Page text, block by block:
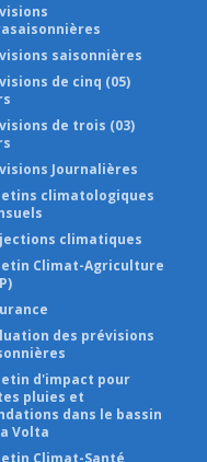
saisonnières
de cinq (05)
de trois (03)
Journalières
climatologiques
climatiques
Climat-Agriculture
des prévisions
d'impact pour
pluies et
dans le bassin
Volta
Climat-Santé